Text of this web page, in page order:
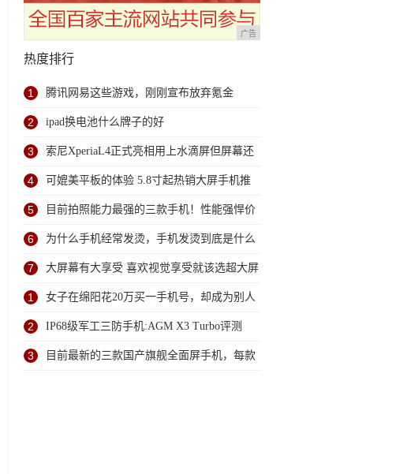
广告
热度排行
1 腾讯网易这些游戏，刚刚宣布放弃氪金
2 ipad换电池什么牌子的好
3 索尼XperiaL4正式亮相用上水滴屏但屏幕还
是那个味
4 可媲美平板的体验 5.8寸起热销大屏手机推
荐
5 目前拍照能力最强的三款手机！性能强悍价
格实惠，过年用很有面子
6 为什么手机经常发烫，手机发烫到底是什么
原因？
7 大屏幕有大享受 喜欢视觉享受就该选超大屏
机型
1 女子在绵阳花20万买一手机号，却成为别人
的了，买回需100万
2 IP68级军工三防手机:AGM X3 Turbo评测
3 目前最新的三款国产旗舰全面屏手机，每款